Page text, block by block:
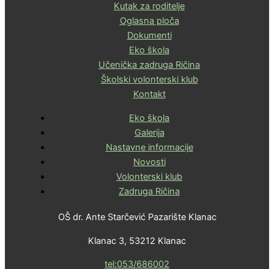
Kutak za roditelje
Oglasna ploča
Dokumenti
Eko škola
Učenička zadruga Ričina
Školski volonterski klub
Kontakt
Eko škola
Galerija
Nastavne informacije
Novosti
Volonterski klub
Zadruga Ričina
OŠ dr. Ante Starčević Pazarište Klanac
Klanac 3, 53212 Klanac
tel:053/686002